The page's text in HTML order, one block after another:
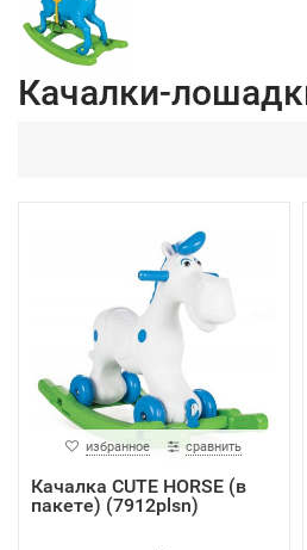
Качалки-
избранное сравнить
Качалка CUTE HORSE (в
пакете) (7912plsn)